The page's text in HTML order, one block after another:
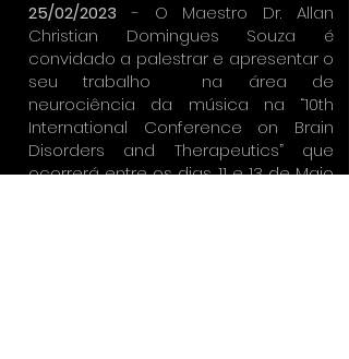
25/02/2023 - O Maestro Dr. Allan
Christian Domingues Souza é
convidado a palestrar e apresentar o
seu trabalho na área de
neurociência da música na “10th
International Conference on Brain
Disorders and Therapeutics”que
ocorrerá entre os dias 11 e 13 de Maio